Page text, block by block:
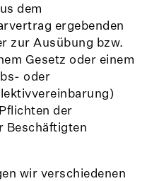
dem
ergebenden
zur Ausübung bzw.
Gesetz oder einem
oder
der
Beschäftigten
wir verschiedenen